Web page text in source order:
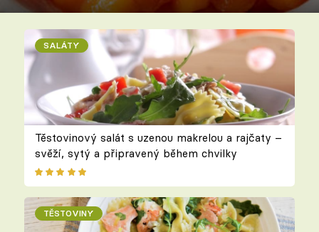
SALÁTY
Těstovinový salát s uzenou makrelou a rajčaty –
svěží, sytý a připravený během chvilky
TĚSTOVINY